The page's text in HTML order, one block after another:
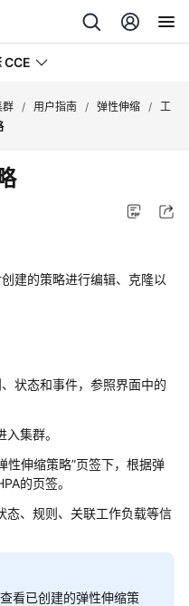
CCE
群 / 用户指南 / 弹性伸缩 / 工
建的策略进行编辑、克隆以
状态和事件，参照界面中的
集群。
性伸缩策略”页签下，根据弹
的页签。
态、规则、关联工作负载等信
看已创建的弹性伸缩策